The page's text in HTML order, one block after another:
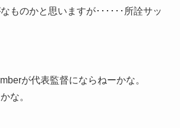
ものかと思いますが･･････所詮サッ
が代表監督にならねーかな。
な。